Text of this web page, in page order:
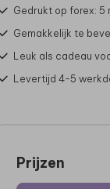
Gedrukt op forex: 5
Gemakkelijk te
Leuk als cadeau
Levertijd 4-5
Prijzen